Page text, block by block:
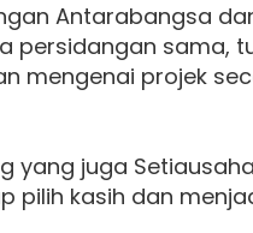
Antarabangsa
persidangan sama,
mengenai projek
yang juga
pilih kasih dan